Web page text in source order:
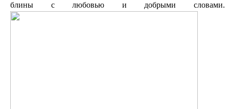
блины с любовью и добрыми словами.